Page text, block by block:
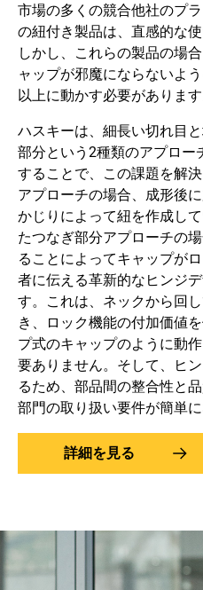
市場の多くの競合他社のプ
の紐付き製品は、直感的な
しかし、これらの製品の場
ャップが邪魔にならないよ
以上に動かす必要があります
ハスキーは、細長い切れ目
部分という2種類のアプロー
することで、この課題を解
アプローチの場合、成形後
かじりによって紐を作成し
たつなぎ部分アプローチの
ることによってキャップが
者に伝える革新的なヒンジ
す。これは、ネックから回
き、ロック機能の付加価値
プ式のキャップのように動
要ありません。そして、ヒ
るため、部品間の整合性と
部門の取り扱い要件が簡単に
詳細を見る